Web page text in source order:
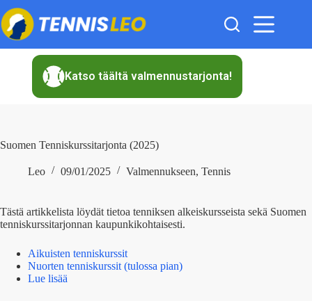
Skip
to
content
Katso täältä valmennustarjonta!
Suomen Tenniskurssitarjonta (2025)
Leo 09/01/2025 Valmennukseen, Tennis
Tästä artikkelista löydät tietoa tenniksen alkeiskursseista sekä Suomen
tenniskurssitarjonnan kaupunkikohtaisesti.
Aikuisten tenniskurssit
Nuorten tenniskurssit (tulossa pian)
Lue lisää